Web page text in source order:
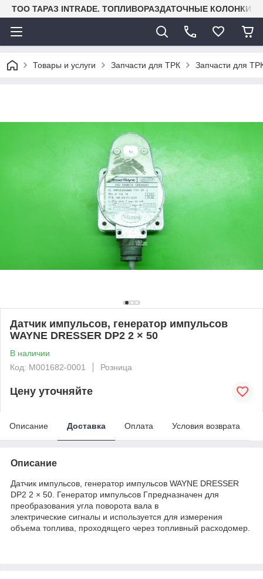
TOO ТАРАЗ INTRADE. ТОПЛИВОРАЗДАТОЧНЫЕ КОЛОНКИ
Товары и услуги Запчасти для ТРК Запчасти для
Датчик импульсов, генератор импульсов
WAYNE DRESSER DP2 2 × 50
В наличии
Код: M001682-0001
Розница
Цену уточняйте
Описание Доставка Оплата Условия возврата
Описание
Датчик импульсов, генератор импульсов WAYNE DRESSER
DP2 2 × 50. Генератор импульсов Гпредназначен для
преобразования угла поворота вала в
электрические сигналы и используется для измерения
объема топлива, проходящего через топливный расходомер.